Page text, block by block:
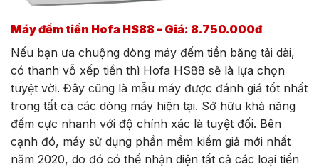
Máy đếm tiền Hofa HS88 – Giá: 8.750.000đ
Nếu bạn ưa chuộng dòng máy đếm tiền băng tải dài,
có thanh vỗ xếp tiền thì Hofa HS88 sẽ là lựa chọn
tuyệt vời. Đây cũng là mẫu máy được đánh giá tốt nhất
trong tất cả các dòng máy hiện tại. Sở hữu khả năng
đếm cực nhanh với độ chính xác là tuyệt đối. Bên
cạnh đó, máy sử dụng phần mềm kiểm giả mới nhất
năm 2020, do đó có thể nhận diện tất cả các loại tiền